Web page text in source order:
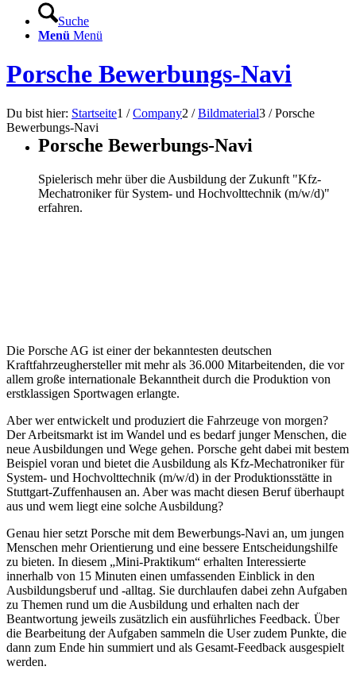
Suche
Menü Menü
Porsche Bewerbungs-Navi
Du bist hier: Startseite1 / Company2 / Bildmaterial3 / Porsche
Bewerbungs-Navi
Porsche Bewerbungs-Navi
Spielerisch mehr über die Ausbildung der Zukunft "Kfz-
Mechatroniker für System- und Hochvolttechnik (m/w/d)"
erfahren.
Die Porsche AG ist einer der bekanntesten deutschen
Kraftfahrzeughersteller mit mehr als 36.000 Mitarbeitenden, die vor
allem große internationale Bekanntheit durch die Produktion von
erstklassigen Sportwagen erlangte.
Aber wer entwickelt und produziert die Fahrzeuge von morgen?
Der Arbeitsmarkt ist im Wandel und es bedarf junger Menschen, die
neue Ausbildungen und Wege gehen. Porsche geht dabei mit bestem
Beispiel voran und bietet die Ausbildung als Kfz-Mechatroniker für
System- und Hochvolttechnik (m/w/d) in der Produktionsstätte in
Stuttgart-Zuffenhausen an. Aber was macht diesen Beruf überhaupt
aus und wem liegt eine solche Ausbildung?
Genau hier setzt Porsche mit dem Bewerbungs-Navi an, um jungen
Menschen mehr Orientierung und eine bessere Entscheidungshilfe
zu bieten. In diesem „Mini-Praktikum“ erhalten Interessierte
innerhalb von 15 Minuten einen umfassenden Einblick in den
Ausbildungsberuf und -alltag. Sie durchlaufen dabei zehn Aufgaben
zu Themen rund um die Ausbildung und erhalten nach der
Beantwortung jeweils zusätzlich ein ausführliches Feedback. Über
die Bearbeitung der Aufgaben sammeln die User zudem Punkte, die
dann zum Ende hin summiert und als Gesamt-Feedback ausgespielt
werden.